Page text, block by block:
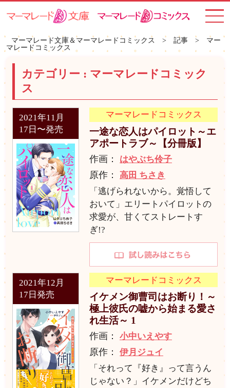
toggle
マーマレード文庫＆マーマレードコミックス
> 記事 >
マー
マレードコミックス
カテゴリー : マーマレードコミック
ス
2021年11月
17日〜発売
マーマレードコミックス
一途な恋人はパイロット～エ
アポートラブ～【分冊版】
作画： はやぶち伶子
原作： 高田 ちさき
「逃げられないから。覚悟して
おいて」エリートパイロットの
求愛が、甘くてストレートす
ぎ!?
2021年12月
17日発売
マーマレードコミックス
イケメン御曹司はお断り！～
極上彼氏の嘘から始まる愛さ
れ生活～ 1
作画： 小中いえやす
原作： 伊月ジュイ
「それって『好き』って言うん
じゃない？」イケメンだけどち